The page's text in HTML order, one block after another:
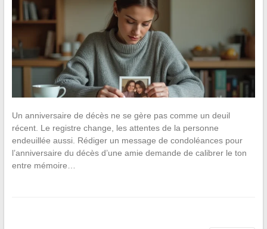
Un anniversaire de décès ne se gère pas comme un deuil
récent. Le registre change, les attentes de la personne
endeuillée aussi. Rédiger un message de condoléances pour
l’anniversaire du décès d’une amie demande de calibrer le ton
entre mémoire…